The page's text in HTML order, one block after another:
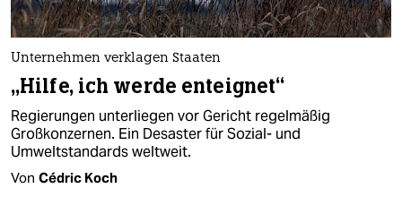
Unternehmen verklagen Staaten
„Hilfe, ich werde enteignet“
Regierungen unterliegen vor Gericht regelmäßig
Großkonzernen. Ein Desaster für Sozial- und
Umweltstandards weltweit.
Von Cédric Koch